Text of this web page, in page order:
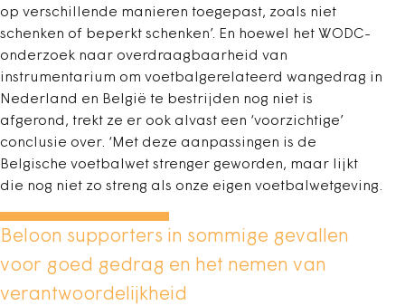
op verschillende manieren toegepast, zoals niet
schenken of beperkt schenken’. En hoewel het WODC-
onderzoek naar overdraagbaarheid van
instrumentarium om voetbalgerelateerd wangedrag in
Nederland en België te bestrijden nog niet is
afgerond, trekt ze er ook alvast een ‘voorzichtige’
conclusie over. ‘Met deze aanpassingen is de
Belgische voetbalwet strenger geworden, maar lijkt
die nog niet zo streng als onze eigen voetbalwetgeving.
Beloon supporters in sommige gevallen
voor goed gedrag en het nemen van
verantwoordelijkheid